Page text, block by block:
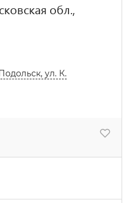
обл.,
ул. К.